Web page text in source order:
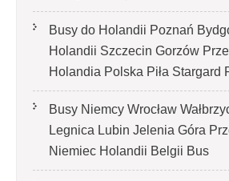
Busy do Holandii Poznań
Holandii Szczecin Gorzów
Holandia Polska Piła Stargard
Busy Niemcy Wrocław
Legnica Lubin Jelenia Góra
Niemiec Holandii Belgii Bus